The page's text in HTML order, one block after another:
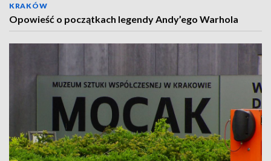
KRAKÓW
Opowieść o początkach legendy Andy’ego Warhola